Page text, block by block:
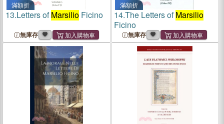
滿額折
13.Letters ofMarsilio Ficino
無庫存
滿額折
14.The Letters ofMarsilio
Ficino
無庫存